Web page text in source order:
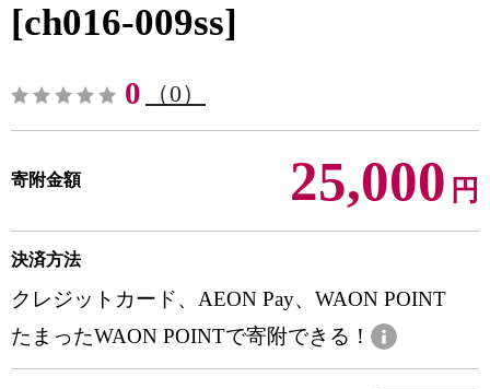
[ch016-009ss]
0 （0）
寄附金額 25,000 円
決済方法
クレジットカード、AEON Pay、WAON POINT
たまったWAON POINTで寄附できる！